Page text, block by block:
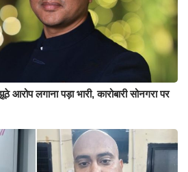
लगाना पड़ा भारी, कारोबारी सोनगरा पर